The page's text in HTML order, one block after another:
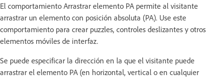
El comportamiento Arrastrar elemento PA permite al visitante
arrastrar un elemento con posición absoluta (PA). Use este
comportamiento para crear puzzles, controles deslizantes y otros
elementos móviles de interfaz.
Se puede especificar la dirección en la que el visitante puede
arrastrar el elemento PA (en horizontal, vertical o en cualquier